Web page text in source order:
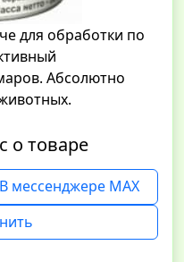
для обработки по
Абсолютно
о товаре
В мессенджере MAX